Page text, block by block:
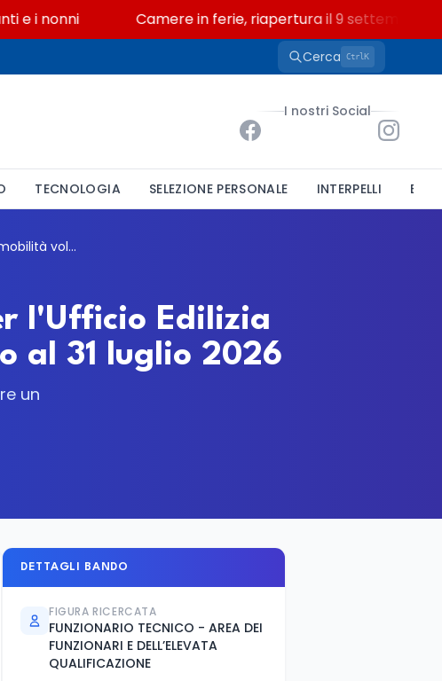
nonni Camere in ferie, riapertura il 9 settembre tra
Cerca CtrlK
I nostri Social
TECNOLOGIA SELEZIONE PERSONALE INTERPELLI
Origgio cerca un funzionario tecnico per l'Ufficio Edilizia Privata: mobilità volontaria aperta fino al 31 luglio 2026
l'Ufficio Edilizia
al 31 luglio 2026
un
DETTAGLI BANDO
FIGURA RICERCATA
FUNZIONARIO TECNICO - AREA DEI
FUNZIONARI E DELL’ELEVATA
QUALIFICAZIONE